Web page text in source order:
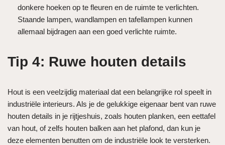
donkere hoeken op te fleuren en de ruimte te verlichten.
Staande lampen, wandlampen en tafellampen kunnen
allemaal bijdragen aan een goed verlichte ruimte.
Tip 4: Ruwe houten details
Hout is een veelzijdig materiaal dat een belangrijke rol speelt in
industriële interieurs. Als je de gelukkige eigenaar bent van ruwe
houten details in je rijtjeshuis, zoals houten planken, een eettafel
van hout, of zelfs houten balken aan het plafond, dan kun je
deze elementen benutten om de industriële look te versterken.